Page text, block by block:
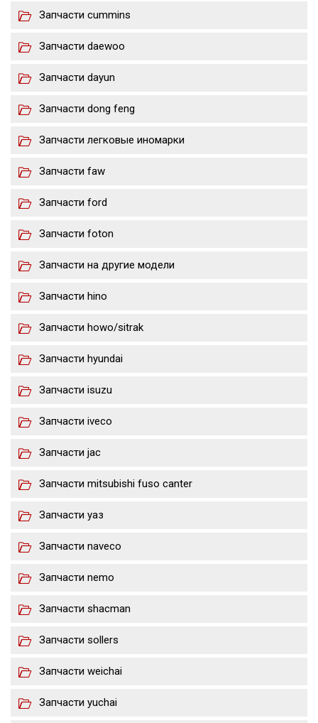
Запчасти cummins
Запчасти daewoo
Запчасти dayun
Запчасти dong feng
Запчасти легковые иномарки
Запчасти faw
Запчасти ford
Запчасти foton
Запчасти на другие модели
Запчасти hino
Запчасти howo/sitrak
Запчасти hyundai
Запчасти isuzu
Запчасти iveco
Запчасти jac
Запчасти mitsubishi fuso canter
Запчасти уаз
Запчасти naveco
Запчасти nemo
Запчасти shacman
Запчасти sollers
Запчасти weichai
Запчасти yuchai